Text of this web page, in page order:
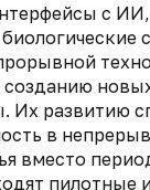
с
созданию
Их развитию
в
вместо
пилотные